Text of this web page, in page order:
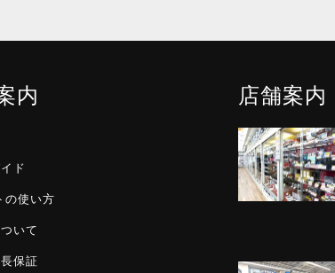
内
ド
の使い方
いて
保証
店舗案内